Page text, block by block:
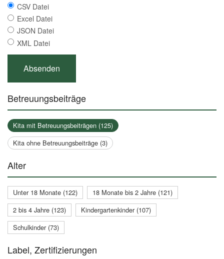
CSV Datei
Excel Datei
JSON Datei
XML Datei
Betreuungsbeiträge
Kita mit Betreuungsbeiträgen (125)
Kita ohne Betreuungsbeiträge (3)
Alter
Unter 18 Monate (122)
18 Monate bis 2 Jahre (121)
2 bis 4 Jahre (123)
Kindergartenkinder (107)
Schulkinder (73)
Label, Zertifizierungen